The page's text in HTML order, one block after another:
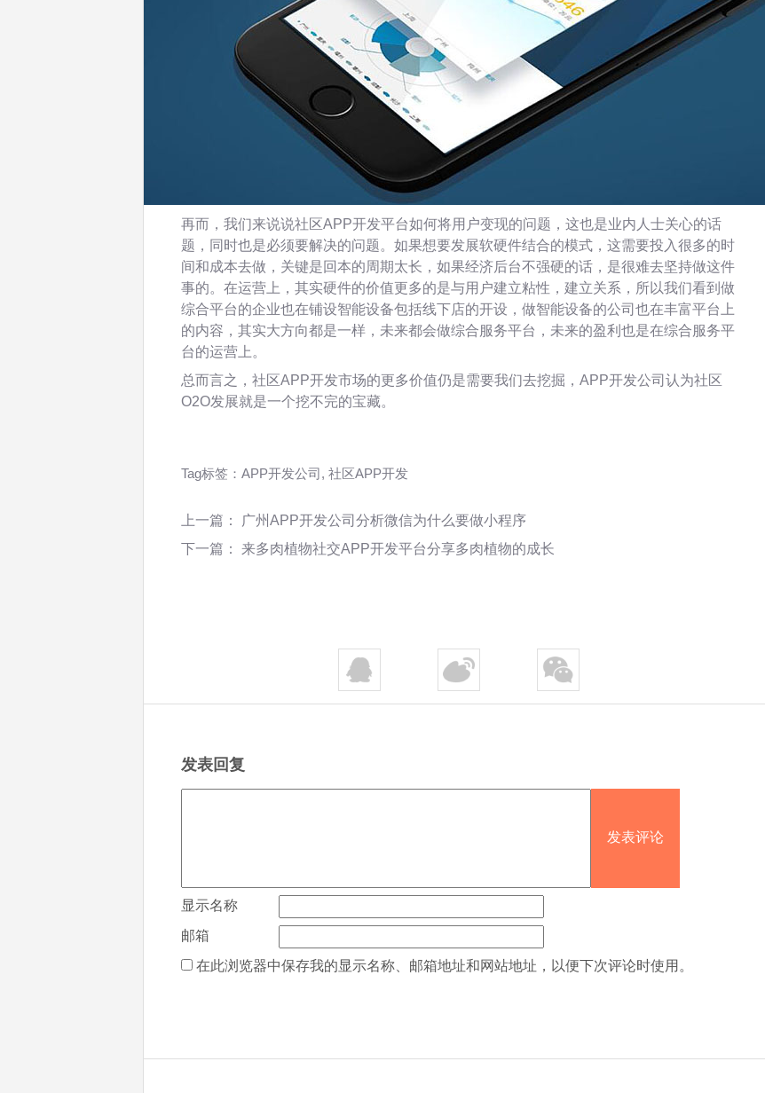
再而，我们来说说社区APP开发平台如何将用户变现的问题，这也是业内人士关心的话
题，同时也是必须要解决的问题。如果想要发展软硬件结合的模式，这需要投入很多的时
间和成本去做，关键是回本的周期太长，如果经济后台不强硬的话，是很难去坚持做这件
事的。在运营上，其实硬件的价值更多的是与用户建立粘性，建立关系，所以我们看到做
综合平台的企业也在铺设智能设备包括线下店的开设，做智能设备的公司也在丰富平台上
的内容，其实大方向都是一样，未来都会做综合服务平台，未来的盈利也是在综合服务平
台的运营上。
总而言之，社区APP开发市场的更多价值仍是需要我们去挖掘，APP开发公司认为社区
O2O发展就是一个挖不完的宝藏。
Tag标签： APP开发公司 , 社区APP开发
上一篇：
广州APP开发公司分析微信为什么要做小程序
下一篇： 来多肉植物社交APP开发平台分享多肉植物的成长
发表回复
显示名称
邮箱
在此浏览器中保存我的显示名称、邮箱地址和网站地址，以便下次评论时使用。